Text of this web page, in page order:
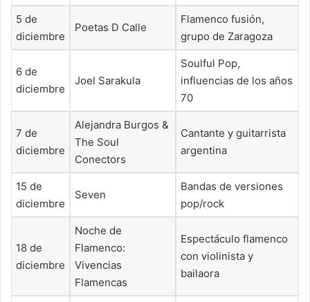
5 de
diciembre
Poetas D Calle
Flamenco fusión,
grupo de Zaragoza
6 de
diciembre
Joel Sarakula
Soulful Pop,
influencias de los años
70
7 de
diciembre
Alejandra Burgos &
The Soul
Conectors
Cantante y guitarrista
argentina
15 de
diciembre
Seven
Bandas de versiones
pop/rock
18 de
diciembre
Noche de
Flamenco:
Vivencias
Flamencas
Espectáculo flamenco
con violinista y
bailaora